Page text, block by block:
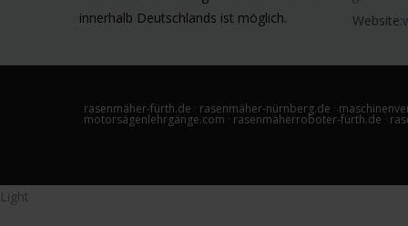
a
innerhalb Deutschlands ist möglich.
Website:
rasenmäher-fürth.de
rasenmäher-nürnberg.de
motorsägenlehrgänge.com rasenmäherroboter-fürth.de
Light